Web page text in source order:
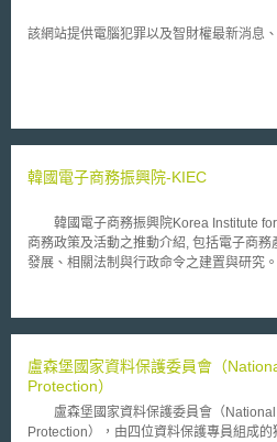
該網站提供電腦犯罪以及智財權最新消息
韓國電子商務振興院-KIEC
韓國電子商務振興院Korea Institute for
商務政策及活動之推動介紹, 包括電子商
發展、相關法制與行政命令之建置與研究。
盧森堡國家資料保護委員會（
Protection）
盧森堡國家資料保護委員會（National
Protection），由四位資料保護專員組成